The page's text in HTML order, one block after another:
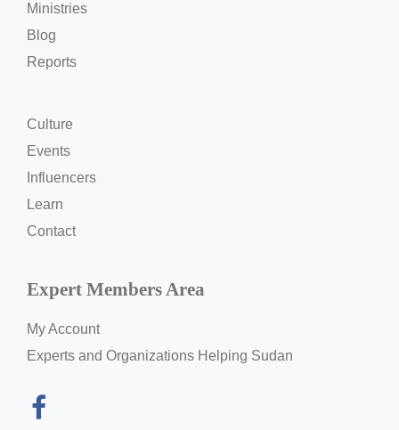
Ministries
Blog
Reports
Culture
Events
Influencers
Learn
Contact
Expert Members Area
My Account
Experts and Organizations Helping Sudan